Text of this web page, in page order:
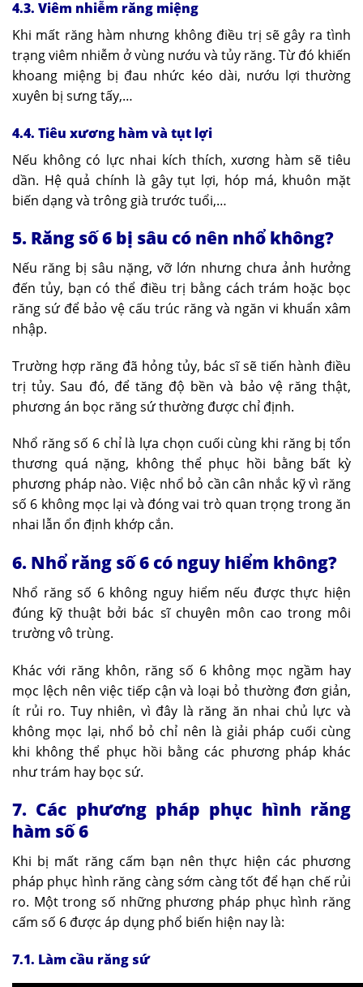
4.3. Viêm nhiễm răng miệng
Khi mất răng hàm nhưng không điều trị sẽ gây ra tình
trạng viêm nhiễm ở vùng nướu và tủy răng. Từ đó khiến
khoang miệng bị đau nhức kéo dài, nướu lợi thường
xuyên bị sưng tấy,…
4.4. Tiêu xương hàm và tụt lợi
Nếu không có lực nhai kích thích, xương hàm sẽ tiêu
dần. Hệ quả chính là gây tụt lợi, hóp má, khuôn mặt
biến dạng và trông già trước tuổi,…
5. Răng số 6 bị sâu có nên nhổ không?
Nếu răng bị sâu nặng, vỡ lớn nhưng chưa ảnh hưởng
đến tủy, bạn có thể điều trị bằng cách trám hoặc bọc
răng sứ để bảo vệ cấu trúc răng và ngăn vi khuẩn xâm
nhập.
Trường hợp răng đã hỏng tủy, bác sĩ sẽ tiến hành điều
trị tủy. Sau đó, để tăng độ bền và bảo vệ răng thật,
phương án bọc răng sứ thường được chỉ định.
Nhổ răng số 6 chỉ là lựa chọn cuối cùng khi răng bị tổn
thương quá nặng, không thể phục hồi bằng bất kỳ
phương pháp nào. Việc nhổ bỏ cần cân nhắc kỹ vì răng
số 6 không mọc lại và đóng vai trò quan trọng trong ăn
nhai lẫn ổn định khớp cắn.
6. Nhổ răng số 6 có nguy hiểm không?
Nhổ răng số 6 không nguy hiểm nếu được thực hiện
đúng kỹ thuật bởi bác sĩ chuyên môn cao trong môi
trường vô trùng.
Khác với răng khôn, răng số 6 không mọc ngầm hay
mọc lệch nên việc tiếp cận và loại bỏ thường đơn giản,
ít rủi ro. Tuy nhiên, vì đây là răng ăn nhai chủ lực và
không mọc lại, nhổ bỏ chỉ nên là giải pháp cuối cùng
khi không thể phục hồi bằng các phương pháp khác
như trám hay bọc sứ.
7. Các phương pháp phục hình răng
hàm số 6
Khi bị mất răng cấm bạn nên thực hiện các phương
pháp phục hình răng càng sớm càng tốt để hạn chế rủi
ro. Một trong số những phương pháp phục hình răng
cấm số 6 được áp dụng phổ biến hiện nay là:
7.1. Làm cầu răng sứ